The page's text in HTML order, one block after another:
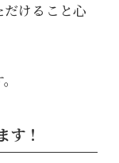
けること心
！